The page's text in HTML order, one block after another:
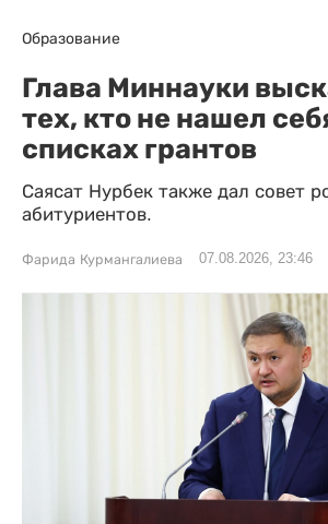
Образование
Глава Миннауки
тех, кто не нашел
списках грантов
Саясат Нурбек также дал совет
абитуриентов.
Фарида Курмангалиева 07.08.2026, 23:46